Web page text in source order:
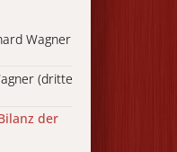
Wagner
(dritte
der